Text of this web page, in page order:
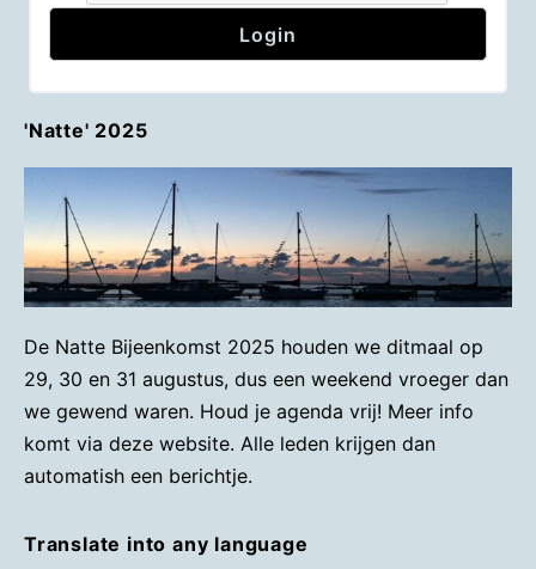
'Natte' 2025
De Natte Bijeenkomst 2025 houden we ditmaal op
29, 30 en 31 augustus, dus een weekend vroeger dan
we gewend waren. Houd je agenda vrij! Meer info
komt via deze website. Alle leden krijgen dan
automatish een berichtje.
Translate into any language